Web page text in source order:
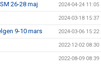
26-28 maj 2024-04-24 11:05
2024-03-18 15:37
9-10 mars 2024-03-06 15:22
2022-12-02 08:30
2022-08-09 08:39